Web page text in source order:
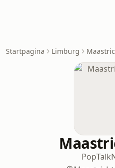
Startpagina Limburg
PopTalk